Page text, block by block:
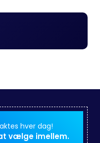
hver dag!
vælge imellem.